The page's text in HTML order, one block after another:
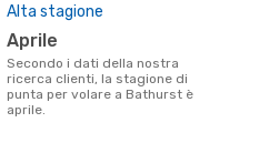
Alta stagione
aprile
Secondo i dati della nostra
ricerca clienti, la stagione di
punta per volare a Bathurst è
aprile.